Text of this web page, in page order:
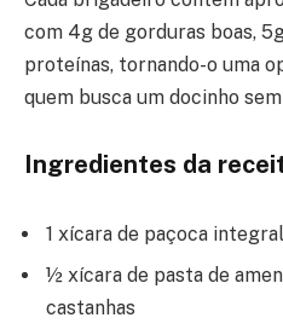
com 4g de gorduras boas,
proteínas, tornando-o uma
quem busca um docinho
Ingredientes da
1 xícara de paçoca
½ xícara de pasta de
castanhas